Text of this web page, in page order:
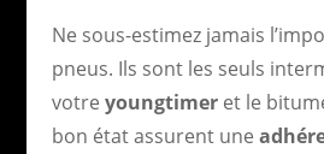
Ne sous-estimez jamais
pneus. Ils sont les seuls
votre youngtimeret le
bon état assurent une